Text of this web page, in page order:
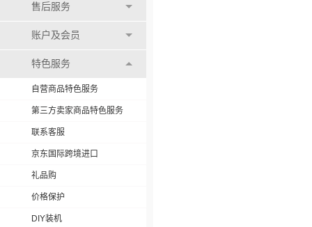
售后服务
账户及会员
特色服务
自营商品特色服务
第三方卖家商品特色服务
联系客服
京东国际跨境进口
礼品购
价格保护
DIY装机